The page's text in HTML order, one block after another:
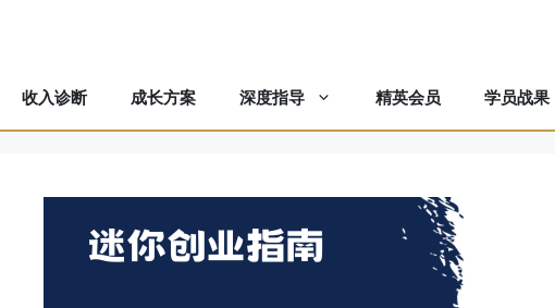
收入诊断 成长方案 深度指导 精英会员 学员战果